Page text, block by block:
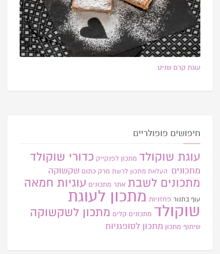
עוגת קרם שניט
חיפושים פופולריים
עוגת שוקולד מתכון לפנקייק כדורי שוקולד
מתכונים העלאת מתכון לרשת מרק כתום שקשוקה
מתכונים לשבת אתר מתכונים עוגיות חמאה
עוף בתנור פחזניות מתכון לעוגת
שוקולד מתכונים קלים מתכון לשקשוקה
שיתוף מתכון מתכון לסופגניות